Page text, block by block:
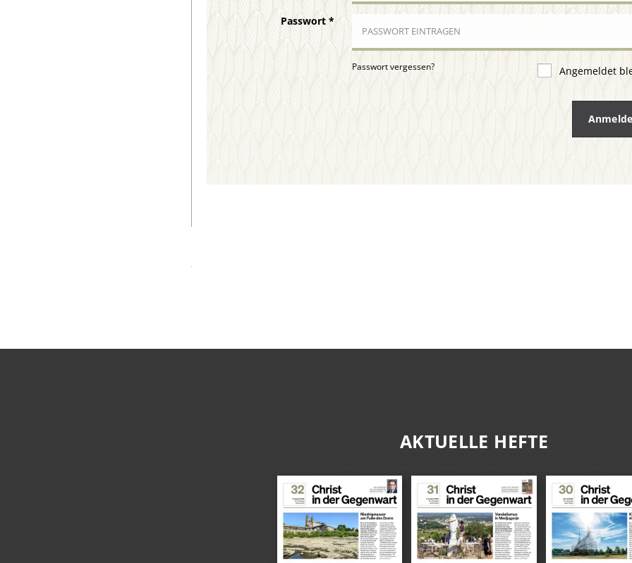
Passwort*
Passwort vergessen? Angemeldet
AKTUELLE HEFTE